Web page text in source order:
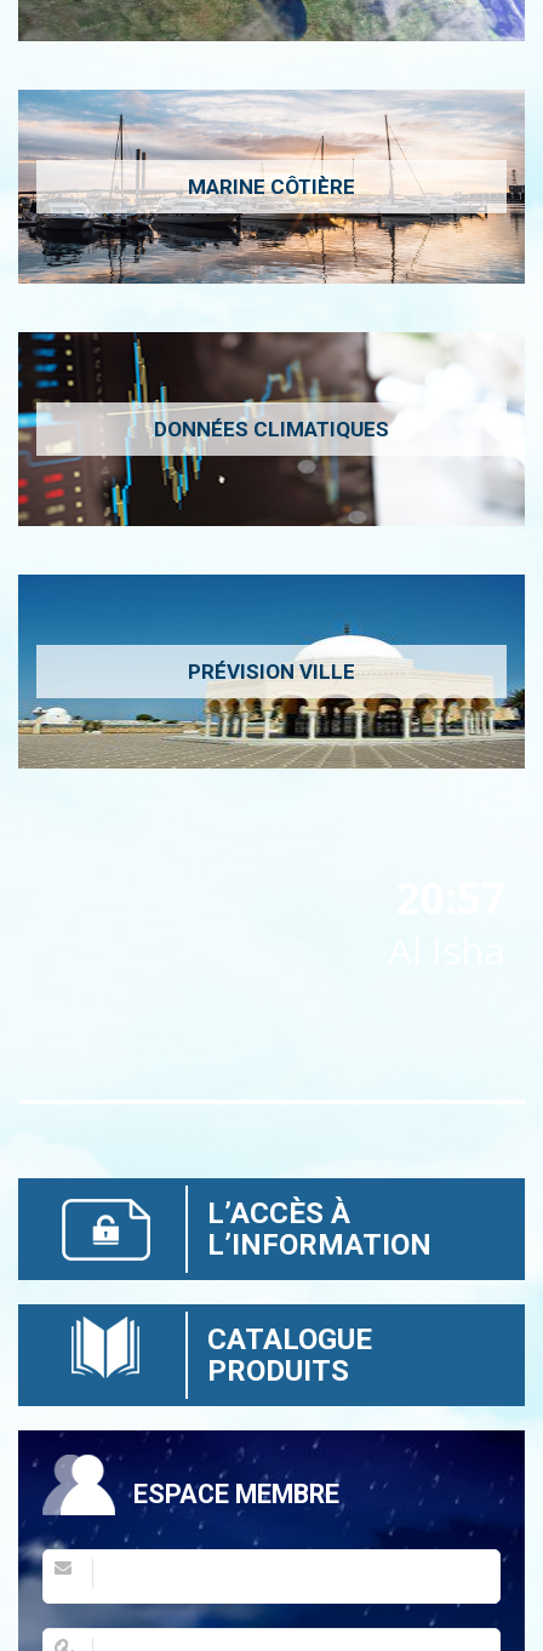
MARINE CÔTIÈRE
DONNÉES CLIMATIQUES
PRÉVISION VILLE
L’ACCÈS À
L’INFORMATION
CATALOGUE
PRODUITS
ESPACE MEMBRE